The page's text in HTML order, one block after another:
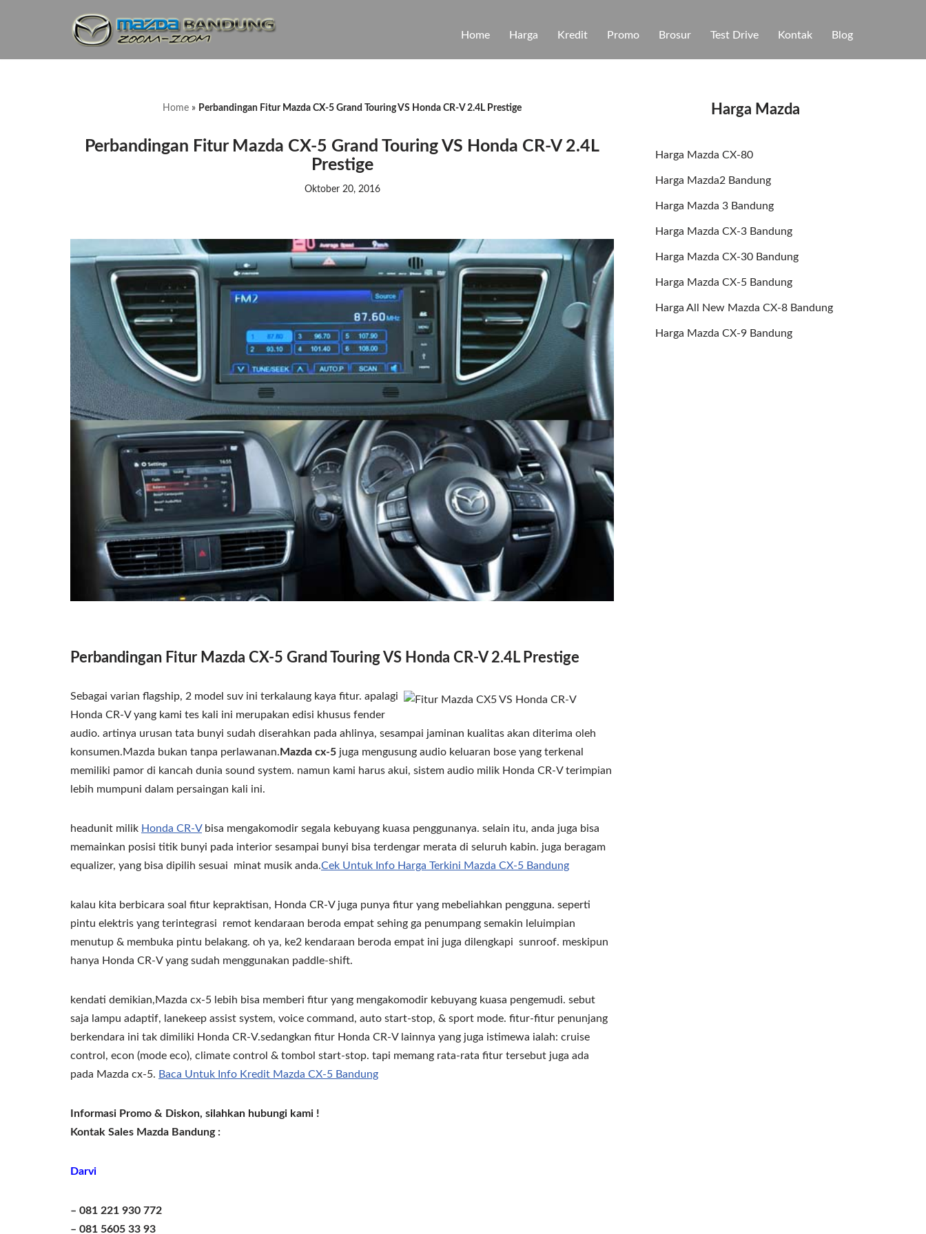
Home Harga Kredit Promo Brosur Test Drive Kontak Blog
Home » Perbandingan Fitur Mazda CX-5 Grand Touring VS Honda CR-V 2.4L Prestige
Perbandingan Fitur Mazda CX-5 Grand Touring VS Honda CR-V 2.4L
Prestige
Oktober 20, 2016
Perbandingan Fitur Mazda CX-5 Grand Touring VS Honda CR-V 2.4L Prestige
Sebagai varian flagship, 2 model suv ini terkalaung kaya fitur. apalagi
Honda CR-V yang kami tes kali ini merupakan edisi khusus fender
audio. artinya urusan tata bunyi sudah diserahkan pada ahlinya, sesampai jaminan kualitas akan diterima oleh
konsumen.Mazda bukan tanpa perlawanan. Mazda cx-5 juga mengusung audio keluaran bose yang terkenal
memiliki pamor di kancah dunia sound system. namun kami harus akui, sistem audio milik Honda CR-V terimpian
lebih mumpuni dalam persaingan kali ini.
headunit milik Honda CR-Vbisa mengakomodir segala kebuyang kuasa penggunanya. selain itu, anda juga bisa
memainkan posisi titik bunyi pada interior sesampai bunyi bisa terdengar merata di seluruh kabin. juga beragam
equalizer, yang bisa dipilih sesuai minat musik anda.Cek Untuk Info Harga Terkini Mazda CX-5 Bandung
kalau kita berbicara soal fitur kepraktisan, Honda CR-V juga punya fitur yang mebeliahkan pengguna. seperti
pintu elektris yang terintegrasi remot kendaraan beroda empat sehing ga penumpang semakin leluimpian
menutup & membuka pintu belakang. oh ya, ke2 kendaraan beroda empat ini juga dilengkapi sunroof. meskipun
hanya Honda CR-V yang sudah menggunakan paddle-shift.
kendati demikian,Mazda cx-5 lebih bisa memberi fitur yang mengakomodir kebuyang kuasa pengemudi. sebut
saja lampu adaptif, lanekeep assist system, voice command, auto start-stop, & sport mode. fitur-fitur penunjang
berkendara ini tak dimiliki Honda CR-V.sedangkan fitur Honda CR-V lainnya yang juga istimewa ialah: cruise
control, econ (mode eco), climate control & tombol start-stop. tapi memang rata-rata fitur tersebut juga ada
pada Mazda cx-5. Baca Untuk Info Kredit Mazda CX-5 Bandung
Informasi Promo & Diskon, silahkan hubungi kami !
Kontak Sales Mazda Bandung :
Darvi
– 081 221 930 772
– 081 5605 33 93
Harga Mazda
Harga Mazda CX-80
Harga Mazda2 Bandung
Harga Mazda 3 Bandung
Harga Mazda CX-3 Bandung
Harga Mazda CX-30 Bandung
Harga Mazda CX-5 Bandung
Harga All New Mazda CX-8 Bandung
Harga Mazda CX-9 Bandung